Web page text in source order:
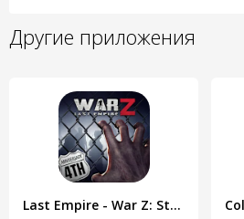
Другие приложения
Last Empire - War Z: Strategy